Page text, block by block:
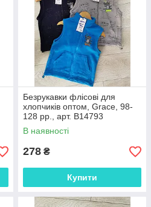
Безрукавки флісові для
хлопчиків оптом, Grace, 98-
128 рр., арт. B14793
В наявності
278 ₴
Купити